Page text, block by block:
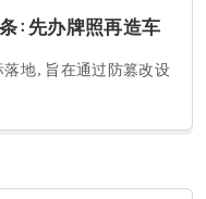
：先办牌照再造车
地，旨在通过防篡改设